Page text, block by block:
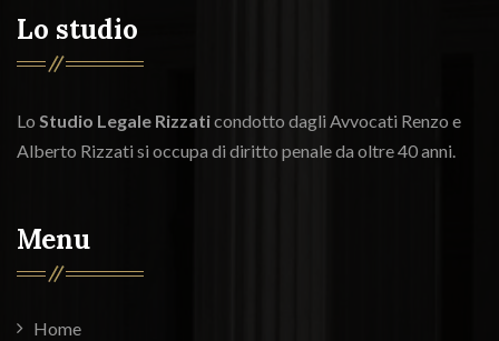
Lo studio
Lo Studio Legale Rizzaticondotto dagli Avvocati Renzo e
Alberto Rizzati si occupa di diritto penale da oltre 40 anni.
Menu
Home